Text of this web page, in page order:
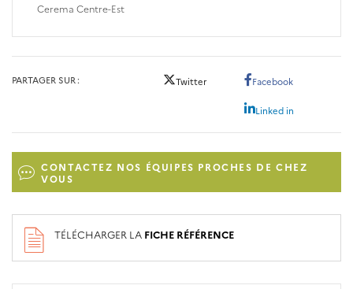
Cerema Centre-Est
PARTAGER SUR Twitter Facebook
Linked in
CONTACTEZ NOS ÉQUIPES PROCHES DE CHEZ
VOUS
TÉLÉCHARGER LA FICHE RÉFÉRENCE